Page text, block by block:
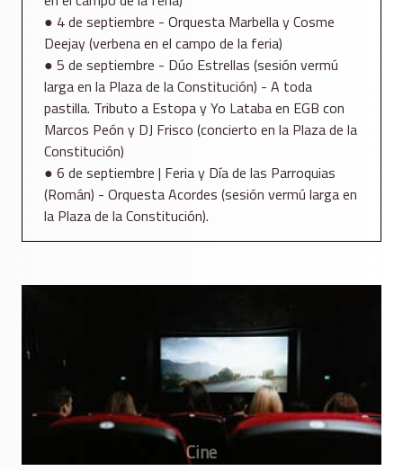
● 4 de septiembre - Orquesta Marbella y Cosme
Deejay (verbena en el campo de la feria)
● 5 de septiembre - Dúo Estrellas (sesión vermú
larga en la Plaza de la Constitución) - A toda
pastilla. Tributo a Estopa y Yo Lataba en EGB con
Marcos Peón y DJ Frisco (concierto en la Plaza de la
Constitución)
● 6 de septiembre | Feria y Día de las Parroquias
(Román) - Orquesta Acordes (sesión vermú larga en
la Plaza de la Constitución).